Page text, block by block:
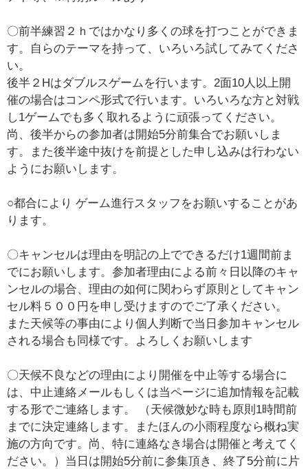
〇前半練習２ｈではかなり多くの球を打つことができま
す。自らのテーマを持って、いろいろ試してみてくださ
い。
後半２Hはダブルスゲームを行います。2面10人以上開
催の場合はコンペ形式で行います。いろいろな方と対戦
し1ゲームでも多く取れるように頑張ってください。
尚、後半からの参加者は開始5分前集合でお願いしま
す。また後半途中抜けを前提とした申し込みは行わない
ようにお願いします。
○都合により ゲーム進行スタッフをお願いすることがあ
ります。
〇キャンセルは理由を明記の上でできるだけ1週間前ま
でにお願いします。参加者理由による前々日以降のキャ
ンセルの場合、理由の如何に関わらず原則としてキャン
セル料５００円を申し受けますのでご了承ください。
また天候等の事由により個人判断で当日参加キャンセル
される場合も同様です。よろしくお願いします
〇天候不良などの理由により開催を中止等する場合に
は、中止連絡メールもしくは当ページに追加情報を記載
する形でご連絡します。 （天候微妙な時も原則1時間前
までに決定連絡します。またほんの小雨程度なら概ね実
施の方向です。尚、特に連絡なき場合は開催と考えてく
ださい。）当日は開始5分前に参集頂き、終了5分前に片